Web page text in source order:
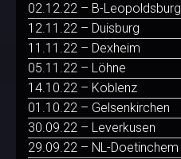
02.12.22 – B-Leopoldsburg
12.11.22 – Duisburg
11.11.22 – Dexheim
05.11.22 – Löhne
14.10.22 – Koblenz
01.10.22 – Gelsenkirchen
30.09.22 – Leverkusen
29.09.22 – NL-Doetinchem